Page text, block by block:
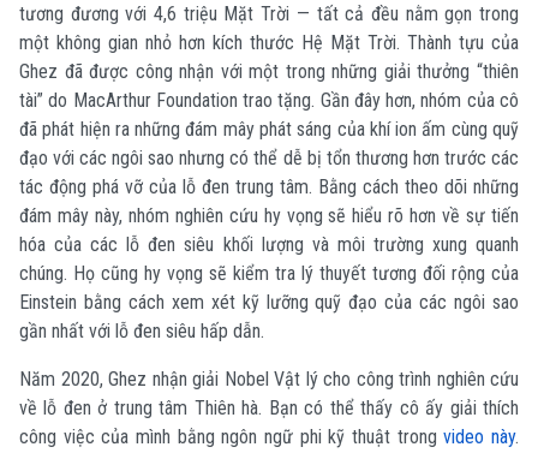
tương đương với 4,6 triệu Mặt Trời — tất cả đều nằm gọn trong
một không gian nhỏ hơn kích thước Hệ Mặt Trời. Thành tựu của
Ghez đã được công nhận với một trong những giải thưởng “thiên
tài” do MacArthur Foundation trao tặng. Gần đây hơn, nhóm của cô
đã phát hiện ra những đám mây phát sáng của khí ion ấm cùng quỹ
đạo với các ngôi sao nhưng có thể dễ bị tổn thương hơn trước các
tác động phá vỡ của lỗ đen trung tâm. Bằng cách theo dõi những
đám mây này, nhóm nghiên cứu hy vọng sẽ hiểu rõ hơn về sự tiến
hóa của các lỗ đen siêu khối lượng và môi trường xung quanh
chúng. Họ cũng hy vọng sẽ kiểm tra lý thuyết tương đối rộng của
Einstein bằng cách xem xét kỹ lưỡng quỹ đạo của các ngôi sao
gần nhất với lỗ đen siêu hấp dẫn.
Năm 2020, Ghez nhận giải Nobel Vật lý cho công trình nghiên cứu
về lỗ đen ở trung tâm Thiên hà. Bạn có thể thấy cô ấy giải thích
công việc của mình bằng ngôn ngữ phi kỹ thuật trongvideo này.